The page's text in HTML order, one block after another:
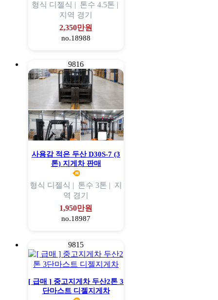
형식 디젤식 | 톤수 4.5톤 |
지역 경기
2,350만원
no.18988
9816
사용감 적은 두산 D30S-7 (3
톤) 지게차 판매
형식 디젤식 | 톤수 3톤 | 지
역 경기
1,950만원
no.18987
9815
[ 급매 ] 중고지게차 두산2톤 3
단마스트 디젤지게차